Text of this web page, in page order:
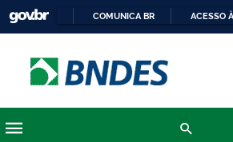
COMUNICA BR ACESSO